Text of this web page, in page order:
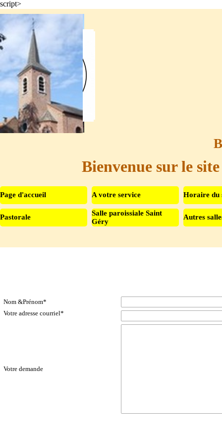
script>
Aller au contenu
Bienvenue sur le
Page d'accueil A votre service Horaire du
Pastorale ▼
Salle paroissiale Saint
Géry
Autres
Nom &Prénom*
Votre adresse courriel*
Votre demande